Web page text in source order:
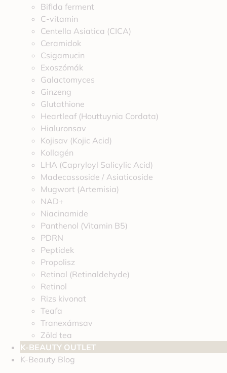
Bifida ferment
C-vitamin
Centella Asiatica (CICA)
Ceramidok
Csigamucin
Exoszómák
Galactomyces
Ginzeng
Glutathione
Heartleaf (Houttuynia Cordata)
Hialuronsav
Kojisav (Kojic Acid)
Kollagén
LHA (Capryloyl Salicylic Acid)
Madecassoside / Asiaticoside
Mugwort (Artemisia)
NAD+
Niacinamide
Panthenol (Vitamin B5)
PDRN
Peptidek
Propolisz
Retinal (Retinaldehyde)
Retinol
Rizs kivonat
Teafa
Tranexámsav
Zöld tea
K-BEAUTY OUTLET
K-Beauty Blog